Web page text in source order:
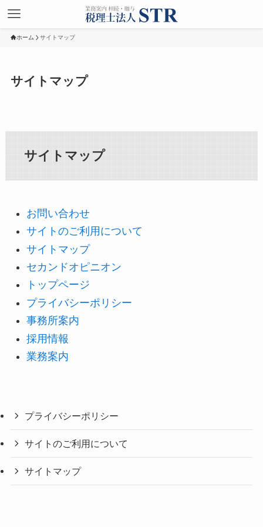
ホーム サイトマップ
サイトマップ
サイトマップ
お問い合わせ
サイトのご利用について
サイトマップ
セカンドオピニオン
トップページ
プライバシーポリシー
事務所案内
採用情報
業務案内
プライバシーポリシー
サイトのご利用について
サイトマップ